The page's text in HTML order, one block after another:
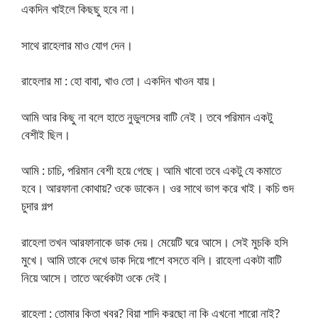
একদিন খাইলে কিছছু হবে না।
সাথে রাহেলার মাও যোগ দেন।
রাহেলার মা : হো বাবা, খাও তো। একদিন খাওন যায়।
আমি আর কিছু না বলে হাতে নুডুলসের বাটি নেই। তবে পরিমান একটু
বেশীই ছিল।
আমি : চাচি, পরিমান বেশী হয়ে গেছে। আমি খাবো তবে একটু যে কমাতে
হবে। আরফানা কোথায়? ওকে ডাকেন। ওর সাথে ভাগ করে খাই। কচি গুদ
চুদার গল্প
রাহেলা তখন আরফানাকে ডাক দেয়। মেয়েটি ঘরে আসে। সেই মুচকি হসি
মুখে। আমি তাকে দেখে ডাক দিয়ে পাশে বসতে বলি। রাহেলা একটা বাটি
নিয়ে আসে। তাতে অর্ধেকটা ওকে দেই।
রাহেলা : তোমার কিতা খবর? বিয়া শাদি করছো না কি এখনো শারো নাই?